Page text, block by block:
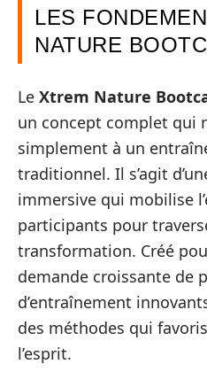
LES
NATURE
Le Xtrem Nature
un concept complet qui
simplement à un
traditionnel. Il s’agit
immersive qui mobilise
participants pour
transformation. Créé
demande croissante de
d’entraînement
des méthodes qui
l’esprit.